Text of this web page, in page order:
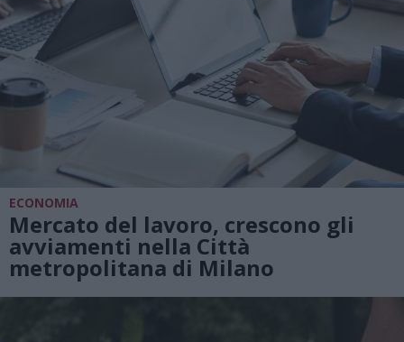
ECONOMIA
Mercato del lavoro, crescono gli
avviamenti nella Città
metropolitana di Milano